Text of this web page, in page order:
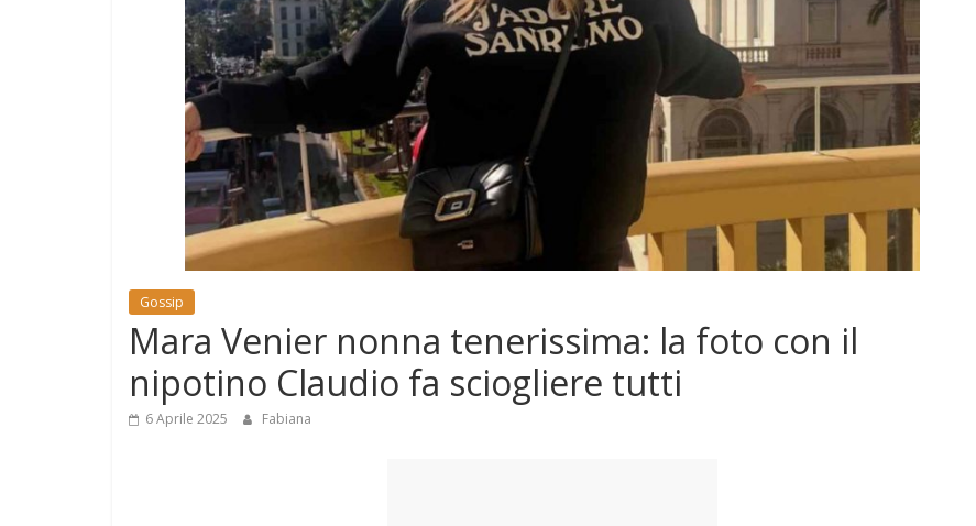
Gossip
Mara Venier nonna tenerissima: la foto con il
nipotino Claudio fa sciogliere tutti
6 Aprile 2025 Fabiana